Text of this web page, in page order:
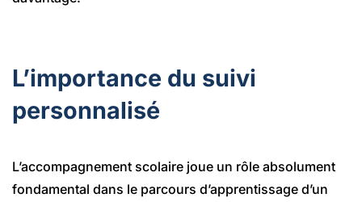
L’importance du suivi
personnalisé
L’accompagnement scolaire joue un rôle absolument
fondamental dans le parcours d’apprentissage d’un